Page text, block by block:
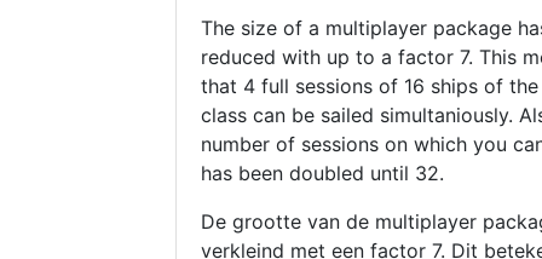
The size of a multiplayer package
reduced with up to a factor 7. This
that 4 full sessions of 16 ships of
class can be sailed simultaniously.
number of sessions on which you
has been doubled until 32.
De grootte van de multiplayer
verkleind met een factor 7. Dit